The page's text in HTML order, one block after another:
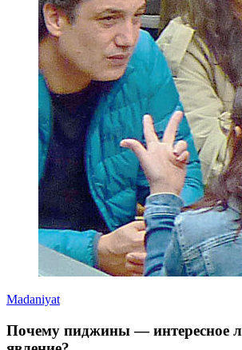
Madaniyat
Почему пиджины — интересное